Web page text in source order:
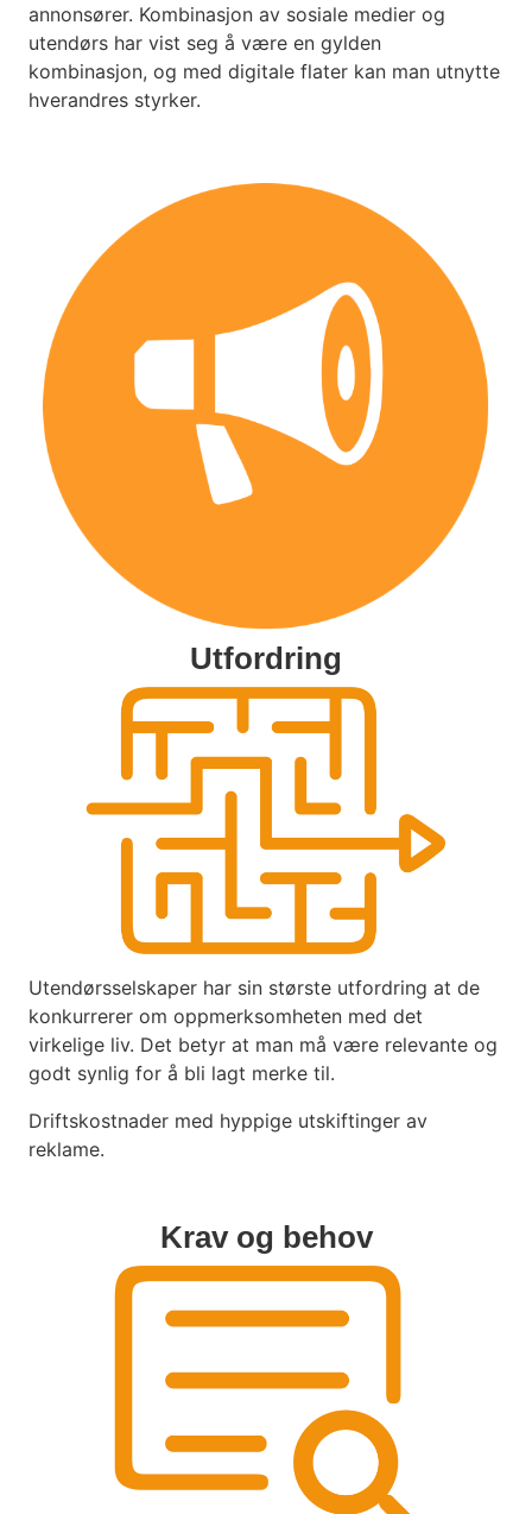
annonsører. Kombinasjon av sosiale medier og
utendørs har vist seg å være en gylden
kombinasjon, og med digitale flater kan man utnytte
hverandres styrker.
Utfordring
Utendørsselskaper har sin største utfordring at de
konkurrerer om oppmerksomheten med det
virkelige liv. Det betyr at man må være relevante og
godt synlig for å bli lagt merke til.
Driftskostnader med hyppige utskiftinger av
reklame.
Krav og behov